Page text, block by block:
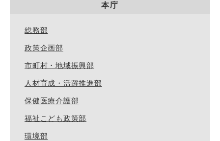
本庁
総務部
政策企画部
市町村・地域振興部
人材育成・活躍推進部
保健医療介護部
福祉こども政策部
環境部